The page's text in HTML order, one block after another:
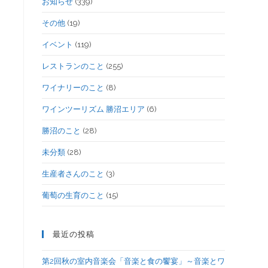
その他 (19)
イベント (119)
レストランのこと (255)
ワイナリーのこと (8)
ワインツーリズム 勝沼エリア (6)
勝沼のこと (28)
未分類 (28)
生産者さんのこと (3)
葡萄の生育のこと (15)
最近の投稿
第2回秋の室内音楽会「音楽と食の饗宴」～音楽とワ